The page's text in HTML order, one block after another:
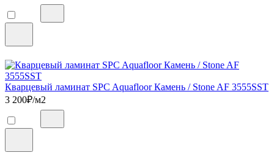
Кварцевый ламинат SPC Aquafloor Камень / Stone AF 3555SST
3 200₽/м2